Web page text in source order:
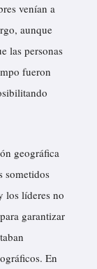
venían a
aunque
las personas
fueron
geográfica
sometidos
los líderes no
garantizar
En